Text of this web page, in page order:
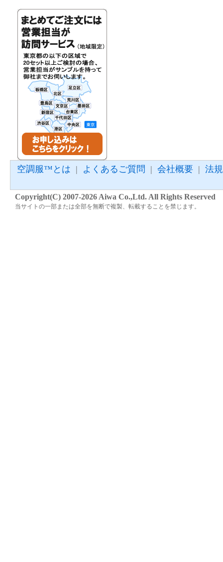
空調服™とは | よくあるご質問 | 会社概要 | 法
Copyright(C) 2007-2026 Aiwa Co.,Ltd. All Rights Reserved
当サイトの一部または全部を無断で複製、転載することを禁じます。